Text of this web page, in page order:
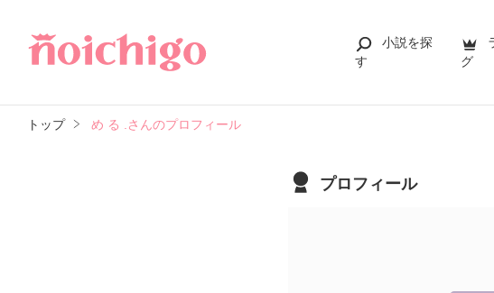
小説を探
す
グ
トップ め る .さんのプロフィール
プロフィール